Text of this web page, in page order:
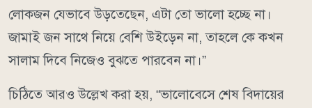
লোকজন যেভাবে উড়তেছেন, এটা তো ভালো হচ্ছে না।
জামাই জন সাথে নিয়ে বেশি উইড়েন না, তাহলে কে কখন
সালাম দিবে নিজেও বুঝতে পারবেন না।”
চিঠিতে আরও উল্লেখ করা হয়, “ভালোবেসে শেষ বিদায়ের